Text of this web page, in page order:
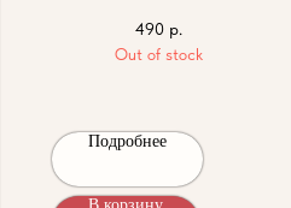
490 р.
Out of stock
Подробнее